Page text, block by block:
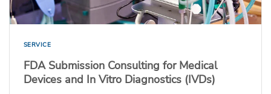
SERVICE
FDA Submission Consulting for Medical
Devices and In Vitro Diagnostics (IVDs)